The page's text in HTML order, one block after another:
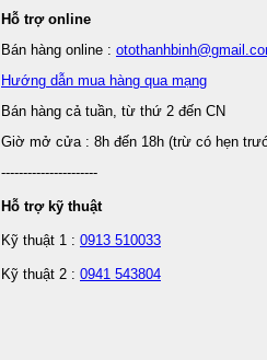
Hỗ trợ online
Bán hàng online :
Hướng dẫn mua hàng qua mạng
Bán hàng cả tuần, từ thứ 2 đến CN
Giờ mở cửa : 8h đến 18h (trừ có hẹn
----------------------
Hỗ trợ kỹ thuật
Kỹ thuật 1 : 0913 510033
Kỹ thuật 2 : 0941 543804